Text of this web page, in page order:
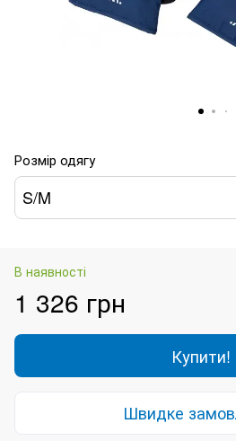
Розмір одягу
S/M
В наявності
1 326 грн
Купити!
Швидке